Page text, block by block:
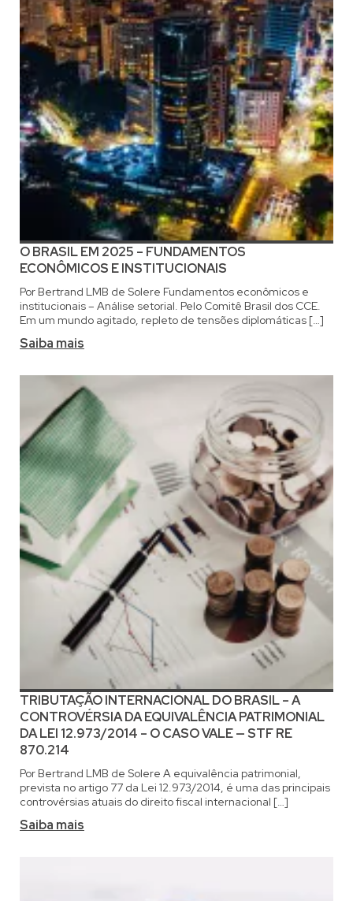
O BRASIL EM 2025 – FUNDAMENTOS
ECONÔMICOS E INSTITUCIONAIS
Por Bertrand LMB de Solere Fundamentos econômicos e
institucionais – Análise setorial. Pelo Comitê Brasil dos CCE.
Em um mundo agitado, repleto de tensões diplomáticas […]
Saiba mais
TRIBUTAÇÃO INTERNACIONAL DO BRASIL – A
CONTROVÉRSIA DA EQUIVALÊNCIA PATRIMONIAL
DA LEI 12.973/2014 – O CASO VALE — STF RE
870.214
Por Bertrand LMB de Solere A equivalência patrimonial,
prevista no artigo 77 da Lei 12.973/2014, é uma das principais
controvérsias atuais do direito fiscal internacional […]
Saiba mais